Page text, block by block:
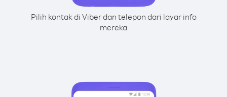
Pilih kontak di Viber dan telepon dari layar info
mereka